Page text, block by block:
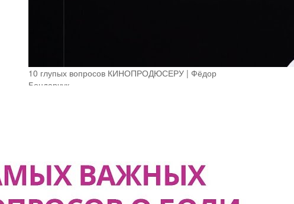
10 глупых вопросов КИНОПРОДЮСЕРУ | Фёдор
Бондарчук